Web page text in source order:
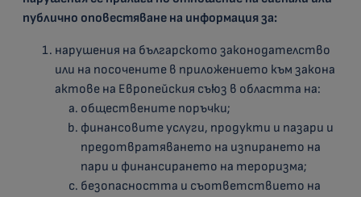
публично оповестяване на информация за:
нарушения на българското законодателство
или на посочените в приложението към закона
актове на Европейския съюз в областта на:
обществените поръчки;
финансовите услуги, продукти и пазари и
предотвратяването на изпирането на
пари и финансирането на тероризма;
безопасността и съответствието на